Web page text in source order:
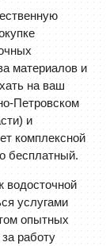
материалов и
на ваш
Петровском
и
комплексной
бесплатный.
услугами
опытных
работу